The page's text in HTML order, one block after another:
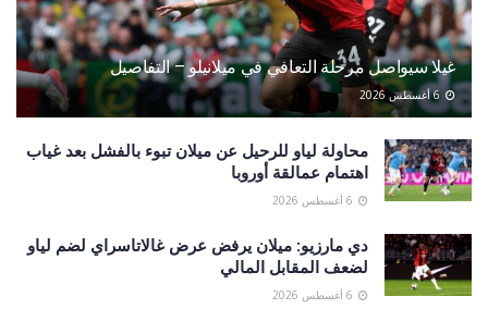
غيلا سيواصل مرحلة التعافي في ميلانيلو – التفاصيل
محاولة لياو للرحيل عن ميلان تبوء بالفشل بعد غياب
اهتمام عمالقة أوروبا
دي مارزيو: ميلان يرفض عرض غالاتاسراي لضم لياو
لضعف المقابل المالي